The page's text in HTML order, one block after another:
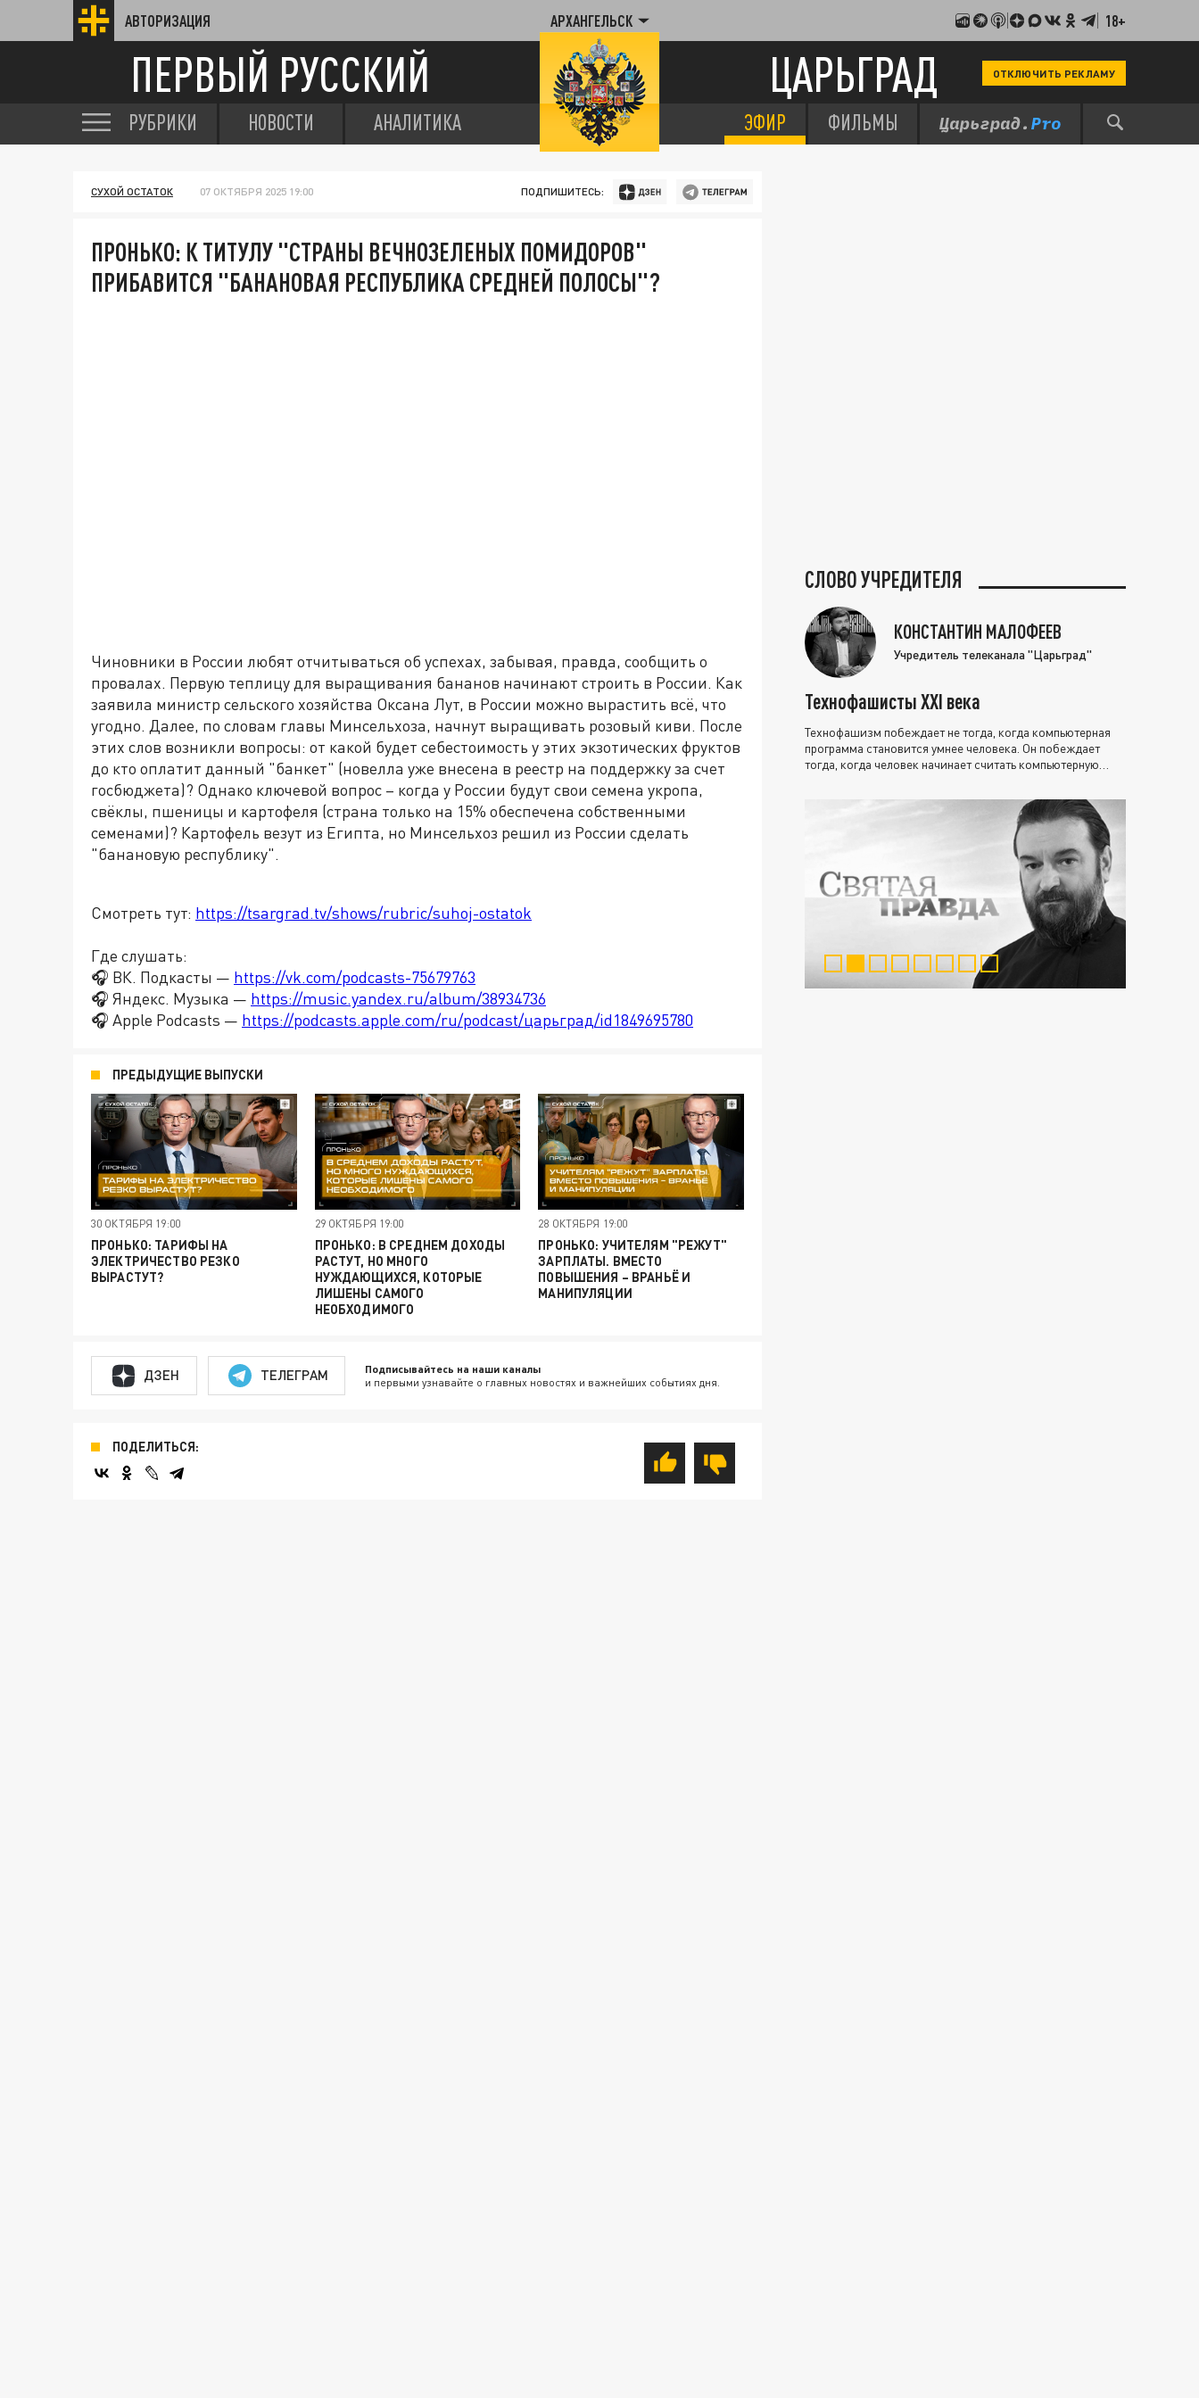
АВТОРИЗАЦИЯ АРХАНГЕЛЬСК 18+
ПЕРВЫЙ РУССКИЙ ЦАРЬГРАД ОТКЛЮЧИТЬ РЕКЛАМУ
РУБРИКИ НОВОСТИ АНАЛИТИКА ЭФИР ФИЛЬМЫ
СУХОЙ ОСТАТОК 07 ОКТЯБРЯ 2025 19:00 ПОДПИШИТЕСЬ:
ПРОНЬКО: К ТИТУЛУ "СТРАНЫ ВЕЧНОЗЕЛЕНЫХ ПОМИДОРОВ"
ПРИБАВИТСЯ "БАНАНОВАЯ РЕСПУБЛИКА СРЕДНЕЙ ПОЛОСЫ"?
Чиновники в России любят отчитываться об успехах, забывая, правда, сообщить о
провалах. Первую теплицу для выращивания бананов начинают строить в России. Как
заявила министр сельского хозяйства Оксана Лут, в России можно вырастить всё, что
угодно. Далее, по словам главы Минсельхоза, начнут выращивать розовый киви. После
этих слов возникли вопросы: от какой будет себестоимость у этих экзотических фруктов
до кто оплатит данный "банкет" (новелла уже внесена в реестр на поддержку за счет
госбюджета)? Однако ключевой вопрос – когда у России будут свои семена укропа,
свёклы, пшеницы и картофеля (страна только на 15% обеспечена собственными
семенами)? Картофель везут из Египта, но Минсельхоз решил из России сделать
"банановую республику".
Смотреть тут: https://tsargrad.tv/shows/rubric/suhoj-ostatok
Где слушать:
🎧 ВК. Подкасты — https://vk.com/podcasts-75679763
🎧 Яндекс. Музыка — https://music.yandex.ru/album/38934736
🎧 Apple Podcasts — https://podcasts.apple.com/ru/podcast/царьград/id1849695780
ПРЕДЫДУЩИЕ ВЫПУСКИ
30 ОКТЯБРЯ 19:00
ПРОНЬКО: ТАРИФЫ НА
ЭЛЕКТРИЧЕСТВО РЕЗКО
ВЫРАСТУТ?
29 ОКТЯБРЯ 19:00
ПРОНЬКО: В СРЕДНЕМ ДОХОДЫ
РАСТУТ, НО МНОГО
НУЖДАЮЩИХСЯ, КОТОРЫЕ
ЛИШЕНЫ САМОГО
НЕОБХОДИМОГО
28 ОКТЯБРЯ 19:00
ПРОНЬКО: УЧИТЕЛЯМ "РЕЖУТ"
ЗАРПЛАТЫ. ВМЕСТО
ПОВЫШЕНИЯ – ВРАНЬЁ И
МАНИПУЛЯЦИИ
ДЗЕН ТЕЛЕГРАМ Подписывайтесь на наши каналы
и первыми узнавайте о главных новостях и важнейших событиях дня.
ПОДЕЛИТЬСЯ:
СЛОВО УЧРЕДИТЕЛЯ
КОНСТАНТИН МАЛОФЕЕВ
Учредитель телеканала "Царьград"
Технофашисты XXI века
Технофашизм побеждает не тогда, когда компьютерная
программа становится умнее человека. Он побеждает
тогда, когда человек начинает считать компьютерную